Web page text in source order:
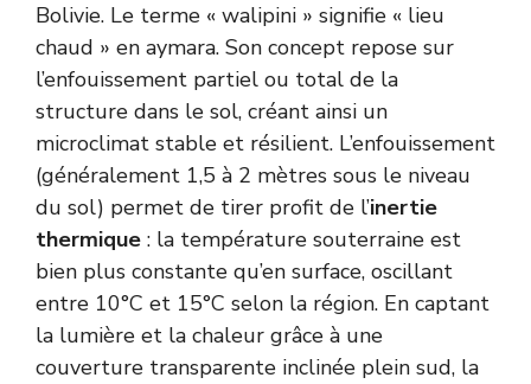
Bolivie. Le terme « walipini » signifie « lieu
chaud » en aymara. Son concept repose sur
l’enfouissement partiel ou total de la
structure dans le sol, créant ainsi un
microclimat stable et résilient. L’enfouissement
(généralement 1,5 à 2 mètres sous le niveau
du sol) permet de tirer profit de l’inertie
thermique : la température souterraine est
bien plus constante qu’en surface, oscillant
entre 10°C et 15°C selon la région. En captant
la lumière et la chaleur grâce à une
couverture transparente inclinée plein sud, la